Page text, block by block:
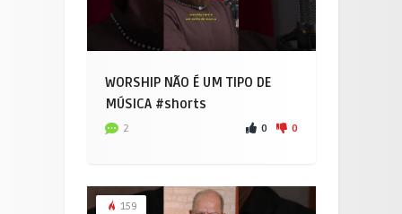
WORSHIP NÃO É UM TIPO DE
MÚSICA #shorts
2 0 0
159